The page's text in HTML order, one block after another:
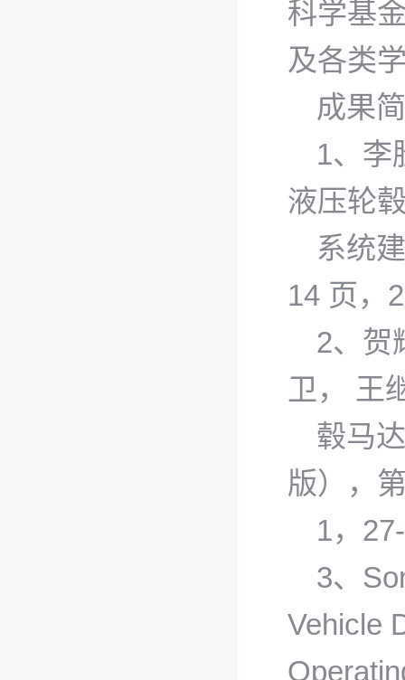
科学基
及各类
成果
1、李
液压轮
系统
14 页，
2、贺
卫， 王
毂马
版），
1，
3、
Vehicle